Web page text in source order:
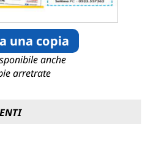
una copia
anche
arretrate